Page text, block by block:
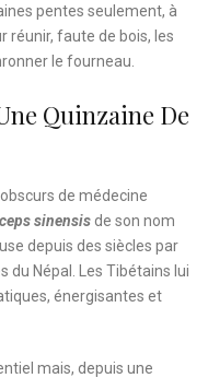
pentes seulement, à
réunir, faute de bois, les
le fourneau.
Quinzaine De
de médecine
sinensis de son nom
depuis des siècles par
du Népal. Les Tibétains lui
énergisantes et
mais, depuis une